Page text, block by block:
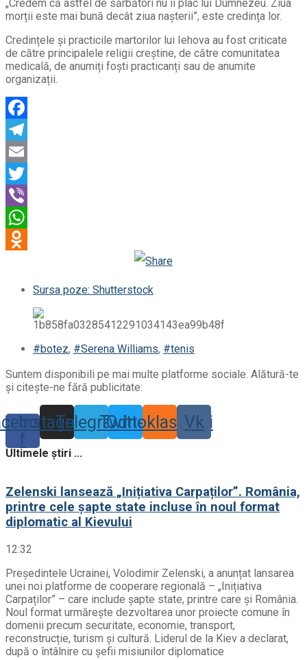
„Credem că astfel de sărbători nu îi plac lui Dumnezeu. Ziua
morții este mai bună decât ziua nașterii”, este credința lor.
Credințele și practicile martorilor lui Iehova au fost criticate
de către principalele religii creștine, de către comunitatea
medicală, de anumiți foști practicanți sau de anumite
organizații.
Odnoklassniki
Sursa poze: Shutterstock
#botez, #Serena Williams, #tenis
Suntem disponibili pe mai multe platforme sociale. Alătură-te
și citește-ne fără publicitate:
f
Instagram
TelegramTwitter
Odnoklassniki
Vk
Ultimele știri ...
Zelenski lansează „Inițiativa Carpaților”. România,
printre cele șapte state incluse în noul format
diplomatic al Kievului
12:32
Președintele Ucrainei, Volodimir Zelenski, a anunțat lansarea
unei noi platforme de cooperare regională – „Inițiativa
Carpaților” – care include șapte state, printre care și România.
Noul format urmărește dezvoltarea unor proiecte comune în
domenii precum securitate, economie, transport,
reconstrucție, turism și cultură. Liderul de la Kiev a declarat,
după o întâlnire cu șefii misiunilor diplomatice